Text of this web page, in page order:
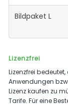
Bildpaket L
Lizenzfrei
Lizenzfrei
Anwendungen
Lizenz kaufen zu
Tarife. Für eine